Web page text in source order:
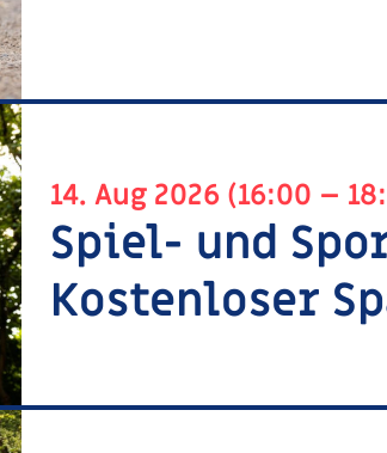
14. Aug 2026 (16:00 –
Spiel- und
Kostenloser